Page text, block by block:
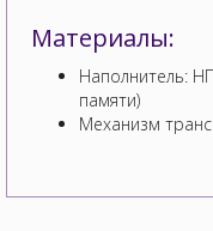
Материалы:
Наполнитель:
памяти)
Механизм